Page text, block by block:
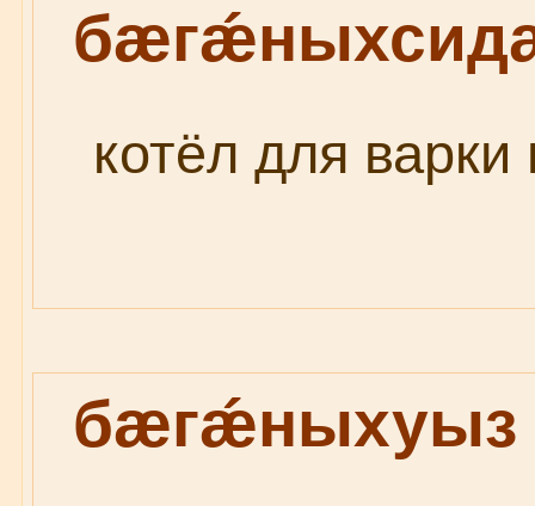
котёл для
бæгǽныхуыз